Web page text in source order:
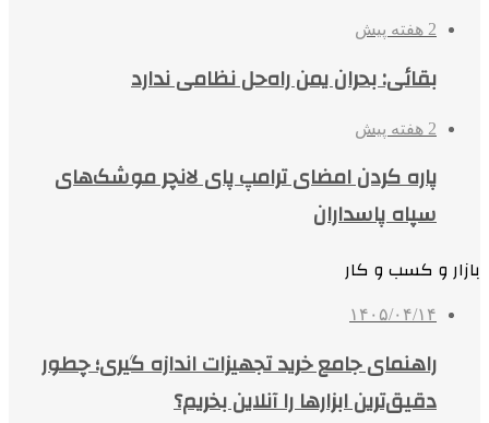
2 هفته پیش
بقائی: بحران یمن راه‌حل نظامی ندارد
2 هفته پیش
پاره کردن امضای ترامپ پای لانچر موشک‌های
سپاه پاسداران
بازار و کسب و کار
۱۴۰۵/۰۴/۱۴
راهنمای جامع خرید تجهیزات اندازه گیری؛ چطور
دقیق‌ترین ابزارها را آنلاین بخریم؟